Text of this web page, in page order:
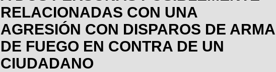
RELACIONADAS CON UNA
AGRESIÓN CON DISPAROS DE ARMA
DE FUEGO EN CONTRA DE UN
CIUDADANO